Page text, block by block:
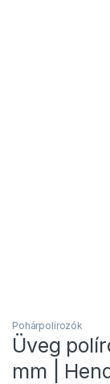
Pohárpolírozók
Üveg
mm |